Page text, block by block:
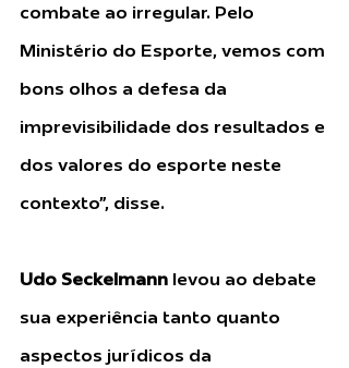
combate ao irregular. Pelo
Ministério do Esporte, vemos com
bons olhos a defesa da
imprevisibilidade dos resultados e
dos valores do esporte neste
contexto”, disse.
Udo Seckelmann levou ao debate
sua experiência tanto quanto
aspectos jurídicos da